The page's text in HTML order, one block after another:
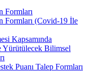
Formları
Formları (Covid-19 İle
Kapsamında
Yürütülecek Bilimsel
Puanı Talep Formları